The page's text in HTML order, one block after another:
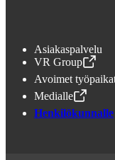
Asiakaspalvelu
VR Group
,Avataan uudessa
Avoimet
,Avataan uudessa
Medialle
,Avataan uudessa
Henkilökunnalle